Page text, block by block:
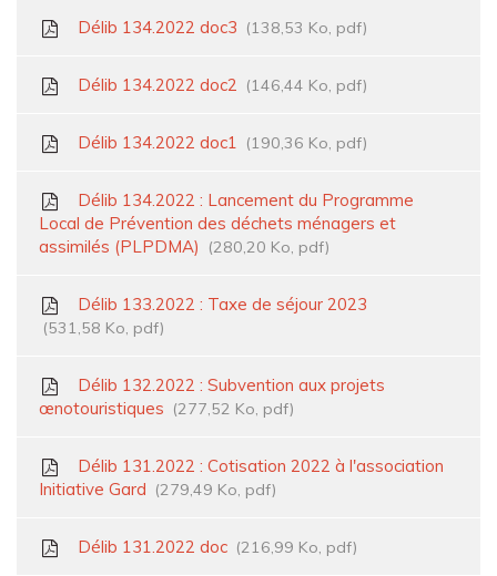
Délib 134.2022 doc3 138,53 Ko, pdf
Délib 134.2022 doc2 146,44 Ko, pdf
Délib 134.2022 doc1 190,36 Ko, pdf
Délib 134.2022 : Lancement du Programme
Local de Prévention des déchets ménagers et
assimilés (PLPDMA)
280,20 Ko, pdf
Délib 133.2022 : Taxe de séjour 2023
531,58 Ko, pdf
Délib 132.2022 : Subvention aux projets
œnotouristiques
277,52 Ko, pdf
Délib 131.2022 : Cotisation 2022 à l'association
Initiative Gard
279,49 Ko, pdf
Délib 131.2022 doc 216,99 Ko, pdf